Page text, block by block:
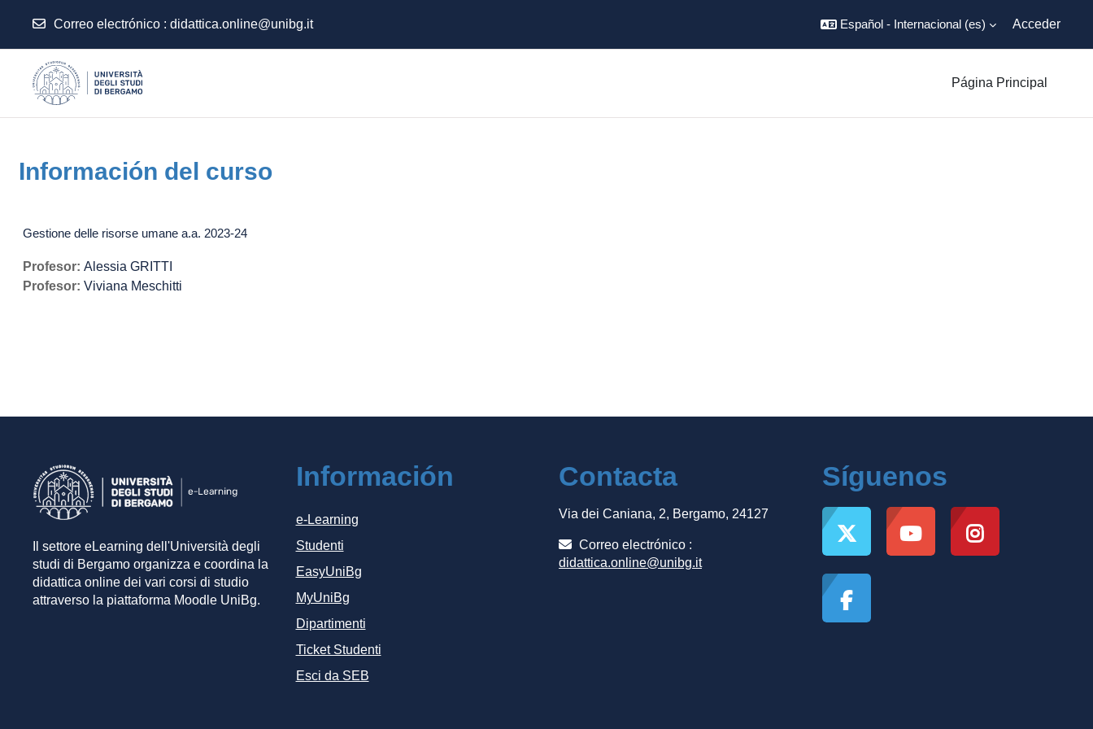
Correo electrónico : didattica.online@unibg.it Español - Internacional ‎(es)‎ Acceder
Página Principal
Información del curso
Gestione delle risorse umane a.a. 2023-24
Profesor: Alessia GRITTI
Profesor: Viviana Meschitti
Il settore eLearning dell'Università degli
studi di Bergamo organizza e coordina la
didattica online dei vari corsi di studio
attraverso la piattaforma Moodle UniBg.
Información
e-Learning
Studenti
EasyUniBg
MyUniBg
Dipartimenti
Ticket Studenti
Esci da SEB
Contacta
Via dei Caniana, 2, Bergamo, 24127
Correo electrónico :
didattica.online@unibg.it
Síguenos